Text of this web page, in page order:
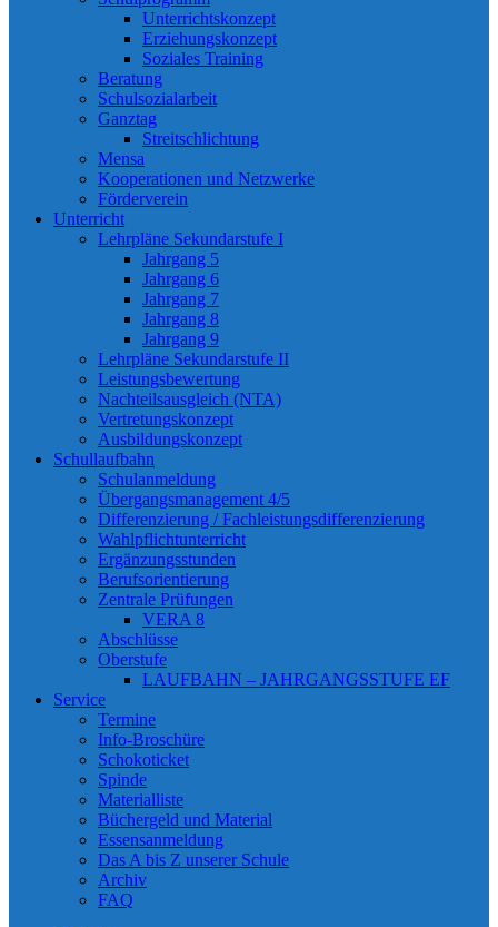
Unterrichtskonzept
Erziehungskonzept
Soziales Training
Beratung
Schulsozialarbeit
Ganztag
Streitschlichtung
Mensa
Kooperationen und Netzwerke
Förderverein
Unterricht
Lehrpläne Sekundarstufe I
Jahrgang 5
Jahrgang 6
Jahrgang 7
Jahrgang 8
Jahrgang 9
Lehrpläne Sekundarstufe II
Leistungsbewertung
Nachteilsausgleich (NTA)
Vertretungskonzept
Ausbildungskonzept
Schullaufbahn
Schulanmeldung
Übergangsmanagement 4/5
Differenzierung / Fachleistungsdifferenzierung
Wahlpflichtunterricht
Ergänzungsstunden
Berufsorientierung
Zentrale Prüfungen
VERA 8
Abschlüsse
Oberstufe
LAUFBAHN – JAHRGANGSSTUFE EF
Service
Termine
Info-Broschüre
Schokoticket
Spinde
Materialliste
Büchergeld und Material
Essensanmeldung
Das A bis Z unserer Schule
Archiv
FAQ